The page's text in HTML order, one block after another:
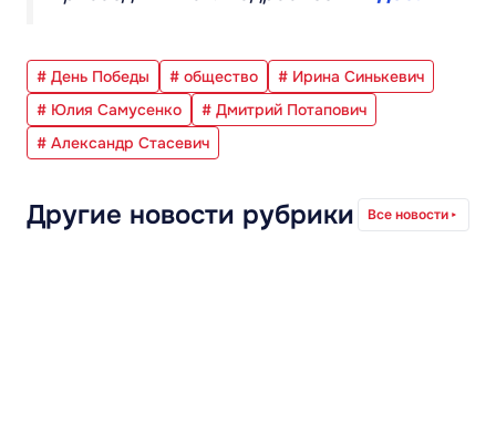
# День Победы # общество
# Ирина Синькевич
# Юлия Самусенко
# Дмитрий Потапович
# Александр Стасевич
Другие новости рубрики Все новости